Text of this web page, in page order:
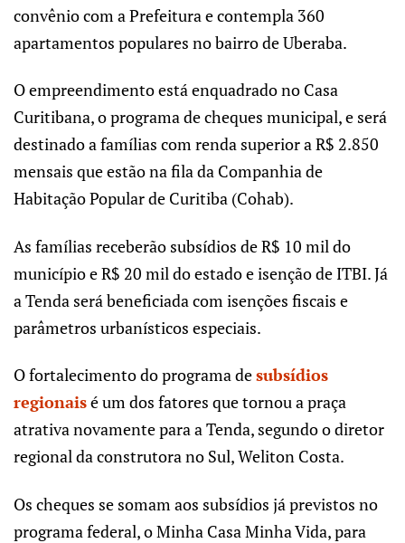
convênio com a Prefeitura e contempla 360
apartamentos populares no bairro de Uberaba.
O empreendimento está enquadrado no Casa
Curitibana, o programa de cheques municipal, e será
destinado a famílias com renda superior a R$ 2.850
mensais que estão na fila da Companhia de
Habitação Popular de Curitiba (Cohab).
As famílias receberão subsídios de R$ 10 mil do
município e R$ 20 mil do estado e isenção de ITBI. Já
a Tenda será beneficiada com isenções fiscais e
parâmetros urbanísticos especiais.
O fortalecimento do programa desubsídios
regionaisé um dos fatores que tornou a praça
atrativa novamente para a Tenda, segundo o diretor
regional da construtora no Sul, Weliton Costa.
Os cheques se somam aos subsídios já previstos no
programa federal, o Minha Casa Minha Vida, para